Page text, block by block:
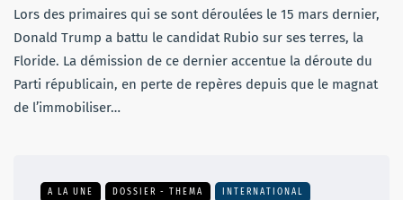
Lors des primaires qui se sont déroulées le 15 mars dernier,
Donald Trump a battu le candidat Rubio sur ses terres, la
Floride. La démission de ce dernier accentue la déroute du
Parti républicain, en perte de repères depuis que le magnat
de l’immobiliser…
A LA UNE DOSSIER - THEMA INTERNATIONAL